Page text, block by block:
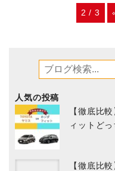
2 / 3
人気の投稿
【徹底比
ィットど
【徹底比